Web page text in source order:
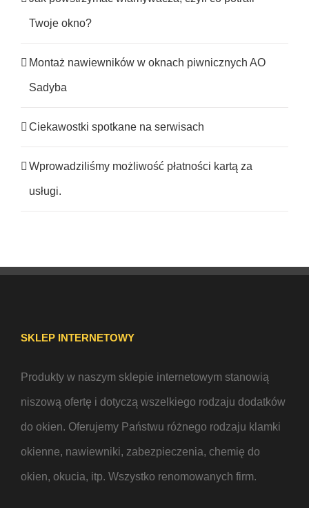
Twoje okno?
Montaż nawiewników w oknach piwnicznych AO
Sadyba
Ciekawostki spotkane na serwisach
Wprowadziliśmy możliwość płatności kartą za
usługi.
SKLEP INTERNETOWY
Produkty w naszym sklepie internetowym stanowią
niszową ofertę i dotyczą wszelkiego rodzaju dodatków
do okien. Oferujemy Państwu różnego rodzaju klamki
okienne, nawiewniki, zabezpieczenia, chemię do
okien, okucia, itp. Wszystko renomowanych firm.